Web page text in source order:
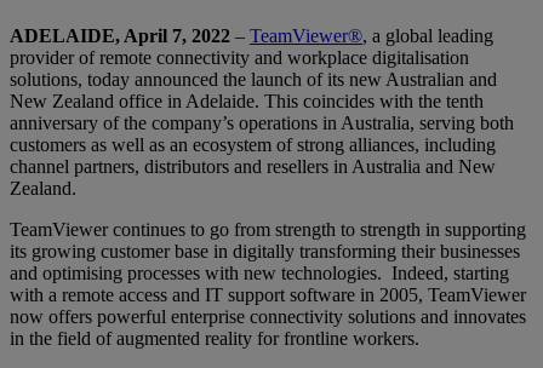
ADELAIDE, April 7, 2022 – TeamViewer®, a global leading
provider of remote connectivity and workplace digitalisation
solutions, today announced the launch of its new Australian and
New Zealand office in Adelaide. This coincides with the tenth
anniversary of the company’s operations in Australia, serving both
customers as well as an ecosystem of strong alliances, including
channel partners, distributors and resellers in Australia and New
Zealand.
TeamViewer continues to go from strength to strength in supporting
its growing customer base in digitally transforming their businesses
and optimising processes with new technologies. Indeed, starting
with a remote access and IT support software in 2005, TeamViewer
now offers powerful enterprise connectivity solutions and innovates
in the field of augmented reality for frontline workers.